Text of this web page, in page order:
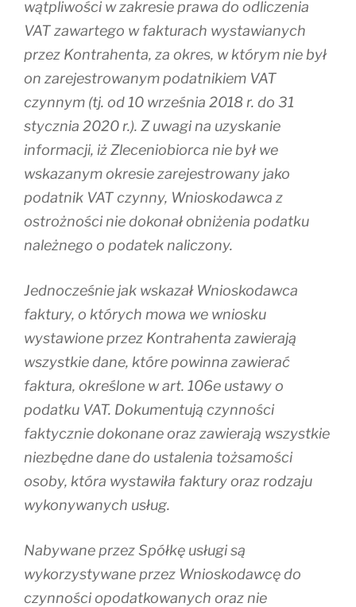
wątpliwości w zakresie prawa do odliczenia
VAT zawartego w fakturach wystawianych
przez Kontrahenta, za okres, w którym nie był
on zarejestrowanym podatnikiem VAT
czynnym (tj. od 10 września 2018 r. do 31
stycznia 2020 r.). Z uwagi na uzyskanie
informacji, iż Zleceniobiorca nie był we
wskazanym okresie zarejestrowany jako
podatnik VAT czynny, Wnioskodawca z
ostrożności nie dokonał obniżenia podatku
należnego o podatek naliczony.
Jednocześnie jak wskazał Wnioskodawca
faktury, o których mowa we wniosku
wystawione przez Kontrahenta zawierają
wszystkie dane, które powinna zawierać
faktura, określone w art. 106e ustawy o
podatku VAT. Dokumentują czynności
faktycznie dokonane oraz zawierają wszystkie
niezbędne dane do ustalenia tożsamości
osoby, która wystawiła faktury oraz rodzaju
wykonywanych usług.
Nabywane przez Spółkę usługi są
wykorzystywane przez Wnioskodawcę do
czynności opodatkowanych oraz nie